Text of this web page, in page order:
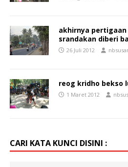
akhirnya
srandakan diberi
26 Juli 2012
reog kridho bekso
1 Maret 2012
CARI KATA KUNCI DISINI :